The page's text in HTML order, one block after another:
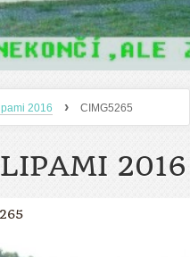
2016 › CIMG5265
2016